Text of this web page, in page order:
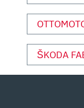
ŠKODA